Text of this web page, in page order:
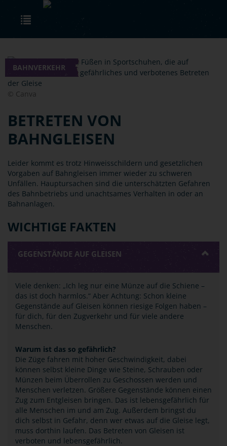
Skip to main content
BAHNVERKEHR
© Canva
BETRETEN VON
BAHNGLEISEN
Leider kommt es trotz Hinweisschildern und gesetzlichen
Vorgaben auf Bahngleisen immer wieder zu schweren
Unfällen. Hauptursachen sind die unterschätzten Gefahren
des Bahnbetriebs und unachtsames Verhalten in oder an
Bahnanlagen.
WICHTIGE FAKTEN
GEGENSTÄNDE AUF GLEISEN
Viele denken: „Ich leg nur eine Münze auf die Schiene –
das ist doch harmlos.“ Aber Achtung: Schon kleine
Gegenstände auf Gleisen können riesige Folgen haben –
für dich, für den Zugverkehr und für viele andere
Menschen.
Warum ist das so gefährlich?
Die Züge fahren mit hoher Geschwindigkeit, dabei
können selbst kleine Dinge wie Steine, Schrauben oder
Münzen beim Überrollen zu Geschossen werden und
Menschen verletzen. Größere Gegenstände können einen
Zug zum Entgleisen bringen. Das ist lebensgefährlich für
alle Menschen im und am Zug. Außerdem bringst du
dich selbst in Gefahr, denn wer etwas auf die Gleise legt,
muss dorthin laufen. Das Betreten von Gleisen ist
verboten und lebensgefährlich.